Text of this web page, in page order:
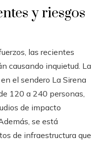
y riesgos
las recientes
causando inquietud. La
el sendero La Sirena
120 a 240 personas,
de impacto
se está
de infraestructura que